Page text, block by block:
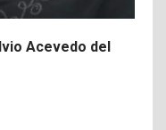
Acevedo del